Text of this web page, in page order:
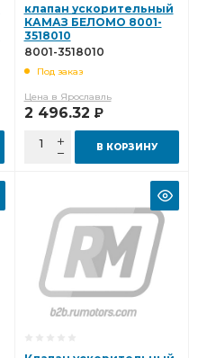
клапан ускорительный
КАМАЗ БЕЛОМО 8001-
3518010
8001-3518010
Под заказ
Цена в Ярославль
2 496.32 Р
В КОРЗИНУ